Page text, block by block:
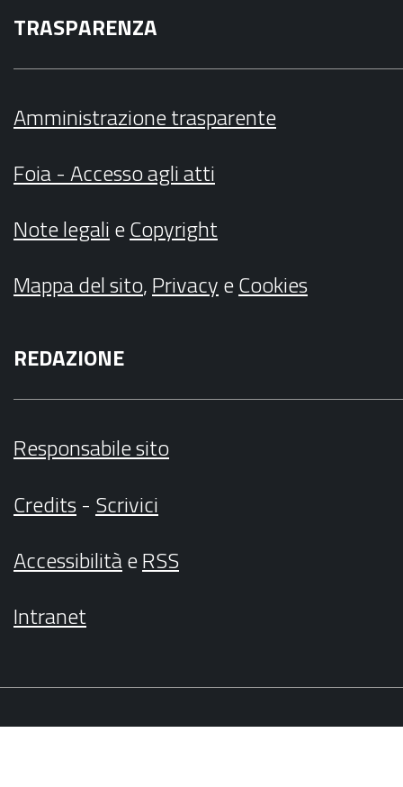
TRASPARENZA
Amministrazione trasparente
Foia - Accesso agli atti
Note legalieCopyright
Mappa del sito,PrivacyeCookies
REDAZIONE
Responsabile sito
Credits- Scrivici
AccessibilitàeRSS
Intranet